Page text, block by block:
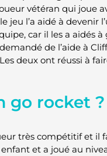
vétéran qui joue
jeu l’a aidé à devenir
car il les a aidés
de l’aide à
deux ont réussi à
go rocket ?
très compétitif et il
et a joué au